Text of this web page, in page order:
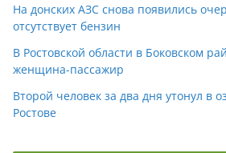
На донских АЗС снова появились
отсутствует бензин
В Ростовской области в Боковском
женщина-пассажир
Второй человек за два дня утонул в
Ростове